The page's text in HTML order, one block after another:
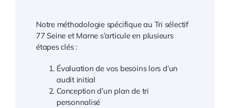
Notre méthodologie spécifique au Tri sélectif
77 Seine et Marne s’articule en plusieurs
étapes clés :
Évaluation de vos besoins lors d’un
audit initial
Conception d’un plan de tri
personnalisé